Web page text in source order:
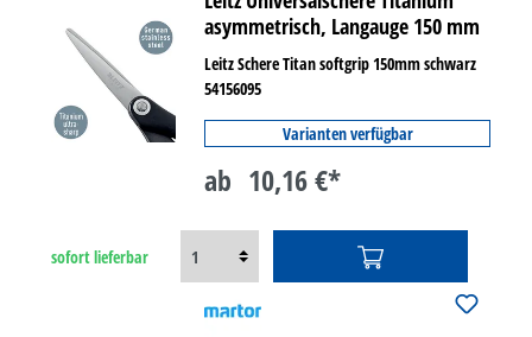
asymmetrisch, Langauge 150 mm
Leitz Schere Titan softgrip 150mm schwarz
54156095
Varianten verfügbar
ab 10,16 €*
sofort lieferbar